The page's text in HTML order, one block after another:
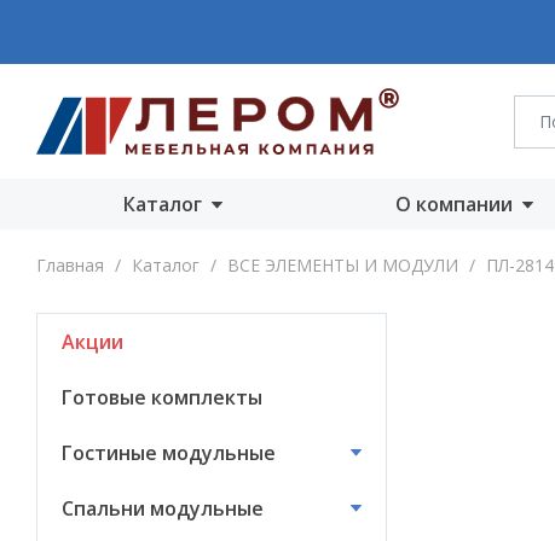
Каталог
Акции
Детские модульные
Прихожие
О компании
О компании
Главная / Каталог / ВСЕ ЭЛЕМЕНТЫ И МОДУЛИ / ПЛ-2814
Акции
Готовые комплекты
Гостиные модульные
Спальни модульные